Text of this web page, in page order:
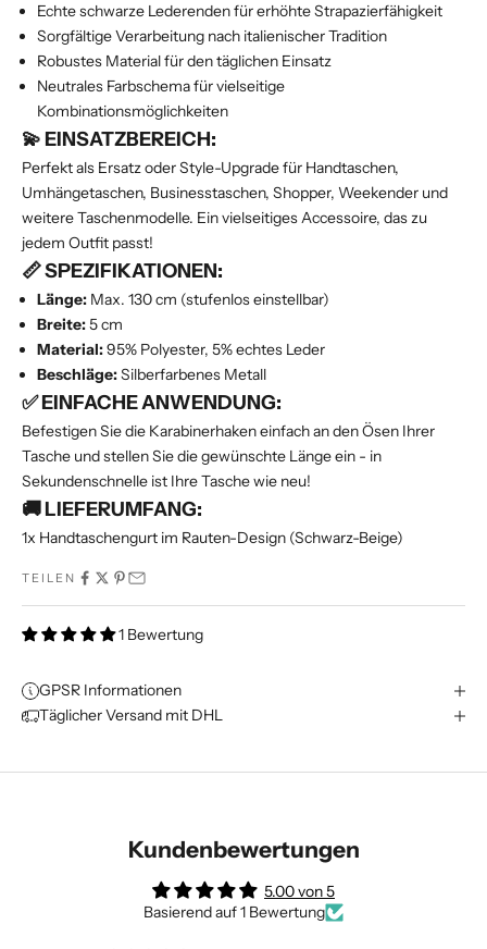
Echte schwarze Lederenden für erhöhte Strapazierfähigkeit
Sorgfältige Verarbeitung nach italienischer Tradition
Robustes Material für den täglichen Einsatz
Neutrales Farbschema für vielseitige
Kombinationsmöglichkeiten
💫 EINSATZBEREICH:
Perfekt als Ersatz oder Style-Upgrade für Handtaschen,
Umhängetaschen, Businesstaschen, Shopper, Weekender und
weitere Taschenmodelle. Ein vielseitiges Accessoire, das zu
jedem Outfit passt!
📏 SPEZIFIKATIONEN:
Länge: Max. 130 cm (stufenlos einstellbar)
Breite:5 cm
Material:95% Polyester, 5% echtes Leder
Beschläge:Silberfarbenes Metall
✅ EINFACHE ANWENDUNG:
Befestigen Sie die Karabinerhaken einfach an den Ösen Ihrer
Tasche und stellen Sie die gewünschte Länge ein - in
Sekundenschnelle ist Ihre Tasche wie neu!
🚚 LIEFERUMFANG:
1x Handtaschengurt im Rauten-Design (Schwarz-Beige)
TEILEN
1 Bewertung
GPSR Informationen
Täglicher Versand mit DHL
Kundenbewertungen
5.00 von 5
Basierend auf 1 Bewertung